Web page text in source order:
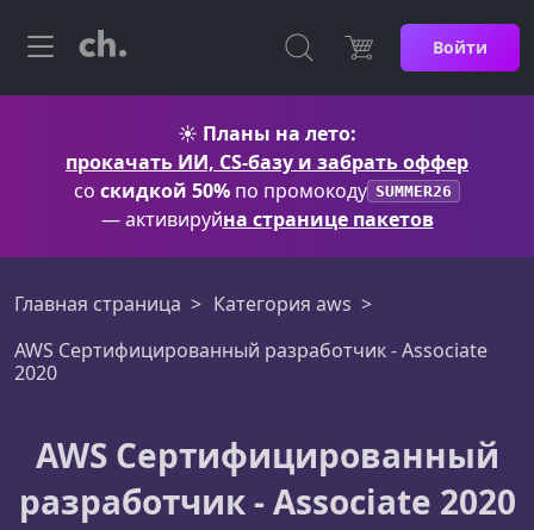
Войти
☀️ Планы на лето:
прокачать ИИ, CS-базу и забрать оффер
со скидкой 50% по промокоду SUMMER26
— активируйна странице пакетов
Главная страница
Категория aws
AWS Сертифицированный разработчик - Associate
2020
AWS Сертифицированный
разработчик - Associate 2020